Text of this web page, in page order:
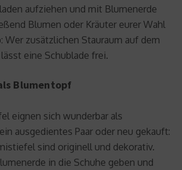
aufziehen und mit Blumenerde
Blumen oder Kräuter eurer Wahl
Wer zusätzlichen Stauraum auf dem
eine Schublade frei.
Blumentopf
eignen sich wunderbar als
ausgedientes Paar oder neu gekauft:
sind originell und dekorativ.
in die Schuhe geben und